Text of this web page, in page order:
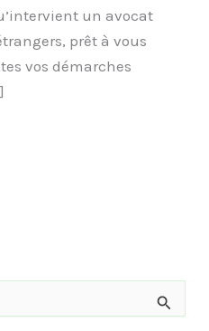
un avocat
prêt à vous
vos démarches